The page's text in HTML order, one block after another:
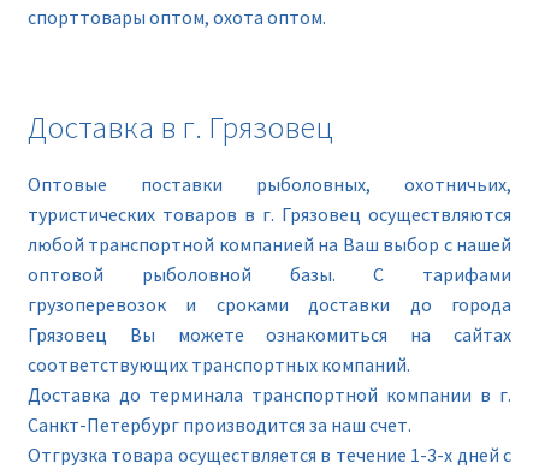
спорттовары оптом, охота оптом.
Доставка в г. Грязовец
Оптовые поставки рыболовных, охотничьих,
туристических товаров в г. Грязовец осуществляются
любой транспортной компанией на Ваш выбор с нашей
оптовой рыболовной базы. С тарифами
грузоперевозок и сроками доставки до города
Грязовец Вы можете ознакомиться на сайтах
соответствующих транспортных компаний.
Доставка до терминала транспортной компании в г.
Санкт-Петербург производится за наш счет.
Отгрузка товара осуществляется в течение 1-3-х дней с